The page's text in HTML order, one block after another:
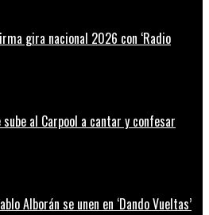
gira nacional 2026 con ‘Radio
al Carpool a cantar y confesar
Alborán se unen en ‘Dando Vueltas’